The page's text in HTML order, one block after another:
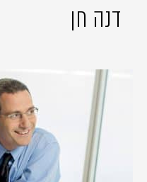
דנה חן